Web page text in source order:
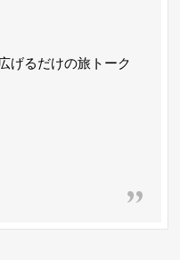
げるだけの旅トーク